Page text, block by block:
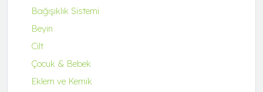
Q-UZU
ROBİN&ODİN
Bağışıklık Sistemi
Beyin
Cilt
Çocuk & Bebek
Eklem ve Kemik